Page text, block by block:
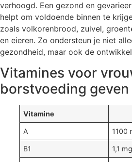
verhoogd. Een gezond en
helpt om voldoende binnen te
zoals volkorenbrood, zuivel,
en eieren. Zo ondersteun je niet
gezondheid, maar ook de
Vitamines voor
borstvoeding geven
Vitamine
A 1100
B1 1,1